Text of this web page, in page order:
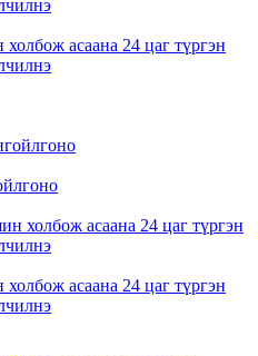
асаана 24 цаг түргэн
асаана 24 цаг түргэн